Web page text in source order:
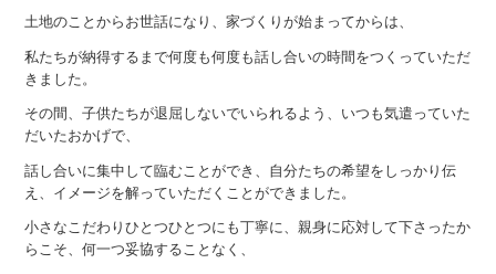
土地のことからお世話になり、家づくりが始まってからは、
私たちが納得するまで何度も何度も話し合いの時間をつくっていただ
きました。
その間、子供たちが退屈しないでいられるよう、いつも気遣っていた
だいたおかげで、
話し合いに集中して臨むことができ、自分たちの希望をしっかり伝
え、イメージを解っていただくことができました。
小さなこだわりひとつひとつにも丁寧に、親身に応対して下さったか
らこそ、何一つ妥協することなく、